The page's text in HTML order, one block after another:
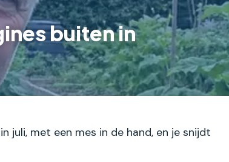
buiten in
juli, met een mes in de hand, en je snijdt